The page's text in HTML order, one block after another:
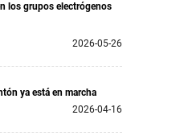
los grupos electrógenos
2026-05-26
ya está en marcha
2026-04-16